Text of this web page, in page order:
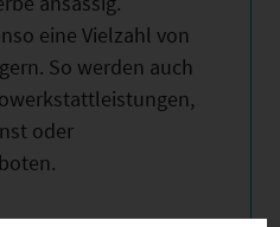
eine Vielzahl von
So werden auch
oder